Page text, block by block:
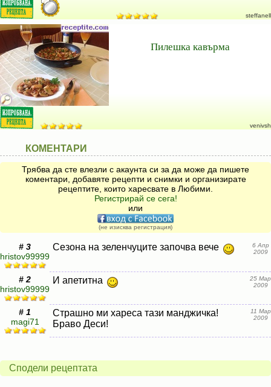
steffanell
Пилешка кавърма
venivsh
КОМЕНТАРИ
Трябва да сте влезли с акаунта си за да може да пишете
коментари, добавяте рецепти и снимки и организирате
рецептите, които харесвате в Любими.
Регистрирай се сега!
или
(не изисква регистрация)
# 3
hristov99999
Сезона на зеленчуците започва вече
6 Апр
2009
# 2
hristov99999
И апетитна
25 Мар
2009
# 1
magi71
Страшно ми хареса тази манджичка!
Браво Деси!
11 Мар
2009
Сподели рецептата